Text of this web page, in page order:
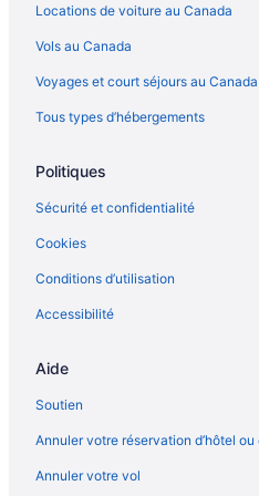
North Hatley – Chaumières
Complexes et hôtels avec spa –
North Hatley – Hôtels
Orford – Hôtels
Parc Jacques-Cartier – Hôtels à
Parc national de la Yamaska –
Plage du lac Memphrémagog –
Locations de voiture au Canada
Vols au Canada
Voyages et court séjours au Canada
Tous types d’hébergements
Politiques
Sécurité et confidentialité
Cookies
Conditions d’utilisation
Accessibilité
Aide
Soutien
Annuler votre réservation d’hôtel
Annuler votre vol